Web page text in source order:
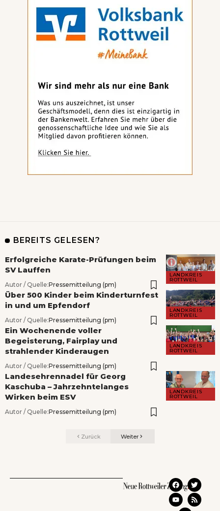
BEREITS GELESEN?
LANDKREIS
ROTTWEIL
Erfolgreiche Karate-Prüfungen beim
SV Lauffen
Autor / Quelle:Pressemitteilung (pm)
LANDKREIS
ROTTWEIL
Über 500 Kinder beim Kinderturnfest
in und um Epfendorf
Autor / Quelle:Pressemitteilung (pm)
LANDKREIS
ROTTWEIL
Ein Wochenende voller
Begeisterung, Fairplay und
strahlender Kinderaugen
Autor / Quelle:Pressemitteilung (pm)
LANDKREIS
ROTTWEIL
Landesehrennadel für Georg
Kaschuba – Jahrzehntelanges
Wirken beim ESV
Autor / Quelle:Pressemitteilung (pm)
Zurück Weiter